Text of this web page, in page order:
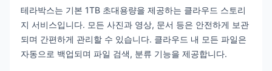
테라박스는 기본 1TB 초대용량을 제공하는 클라우드 스토리
지 서비스입니다. 모든 사진과 영상, 문서 등은 안전하게 보관
되며 간편하게 관리할 수 있습니다. 클라우드 내 모든 파일은
자동으로 백업되며 파일 검색, 분류 기능을 제공합니다.